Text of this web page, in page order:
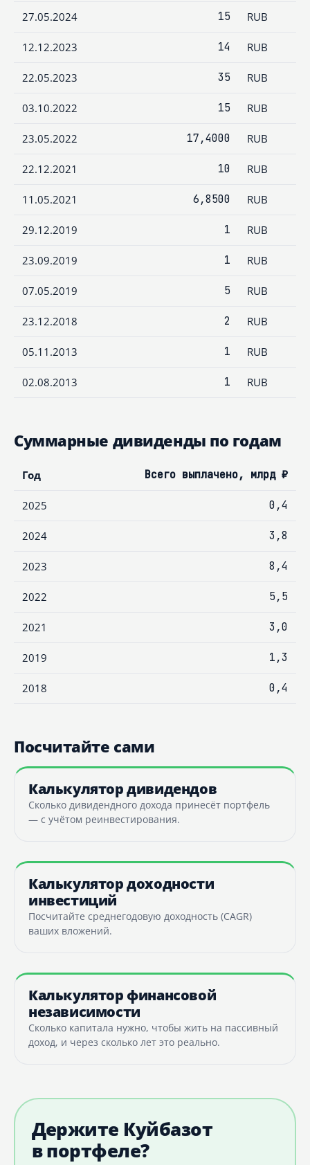
27.05.2024 15 RUB
12.12.2023 14 RUB
22.05.2023 35 RUB
03.10.2022 15 RUB
23.05.2022 17,4000 RUB
22.12.2021 10 RUB
11.05.2021 6,8500 RUB
29.12.2019 1 RUB
23.09.2019 1 RUB
07.05.2019 5 RUB
23.12.2018 2 RUB
05.11.2013 1 RUB
02.08.2013 1 RUB
Суммарные дивиденды по годам
Год Всего выплачено, млрд ₽
2025 0,4
2024 3,8
2023 8,4
2022 5,5
2021 3,0
2019 1,3
2018 0,4
Посчитайте сами
Калькулятор дивидендов
Сколько дивидендного дохода принесёт портфель
— с учётом реинвестирования.
Калькулятор доходности
инвестиций
Посчитайте среднегодовую доходность (CAGR)
ваших вложений.
Калькулятор финансовой
независимости
Сколько капитала нужно, чтобы жить на пассивный
доход, и через сколько лет это реально.
Держите Куйбазот
в портфеле?